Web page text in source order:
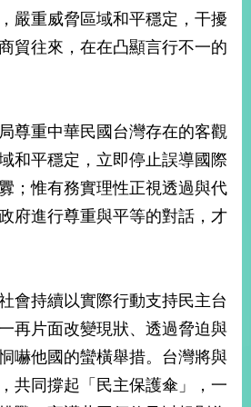
嚴重威脅區域和平穩定，干擾
貿往來，在在凸顯言行不一的
尊重中華民國台灣存在的客觀
和平穩定，立即停止誤導國際
；惟有務實理性正視透過與代
府進行尊重與平等的對話，才
會持續以實際行動支持民主台
再片面改變現狀、透過脅迫與
嚇他國的蠻橫舉措。台灣將與
共同撐起「民主保護傘」，一